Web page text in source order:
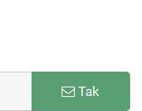
Tak